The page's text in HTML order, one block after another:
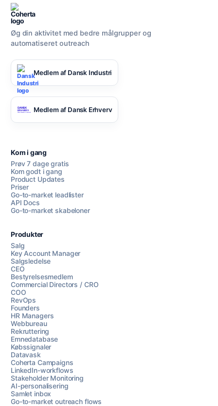
Øg din aktivitet med bedre målgrupper og
automatiseret outreach
Medlem af Dansk Industri
Medlem af Dansk Erhverv
Kom i gang
Prøv 7 dage gratis
Kom godt i gang
Product Updates
Priser
Go-to-market leadlister
API Docs
Go-to-market skabeloner
Produkter
Salg
Key Account Manager
Salgsledelse
CEO
Bestyrelsesmedlem
Commercial Directors / CRO
COO
RevOps
Founders
HR Managers
Webbureau
Rekruttering
Emnedatabase
Købssignaler
Datavask
Coherta Campaigns
LinkedIn-workflows
Stakeholder Monitoring
AI-personalisering
Samlet inbox
Go-to-market outreach flows